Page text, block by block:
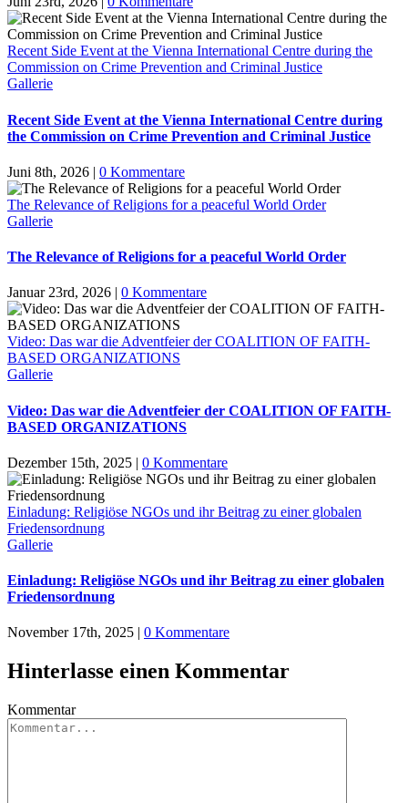
Recent Side Event at the Vienna International Centre during the
Commission on Crime Prevention and Criminal Justice
Gallerie
Recent Side Event at the Vienna International Centre during
the Commission on Crime Prevention and Criminal Justice
Juni 8th, 2026 | 0 Kommentare
The Relevance of Religions for a peaceful World Order
Gallerie
The Relevance of Religions for a peaceful World Order
Januar 23rd, 2026 | 0 Kommentare
Video: Das war die Adventfeier der COALITION OF FAITH-
BASED ORGANIZATIONS
Gallerie
Video: Das war die Adventfeier der COALITION OF FAITH-
BASED ORGANIZATIONS
Dezember 15th, 2025 | 0 Kommentare
Einladung: Religiöse NGOs und ihr Beitrag zu einer globalen
Friedensordnung
Gallerie
Einladung: Religiöse NGOs und ihr Beitrag zu einer globalen
Friedensordnung
November 17th, 2025 | 0 Kommentare
Hinterlasse einen Kommentar
Kommentar